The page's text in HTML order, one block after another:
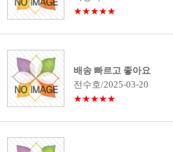
★★★★★
배송 빠르고 좋아요
전수호/2025-03-20
★★★★★